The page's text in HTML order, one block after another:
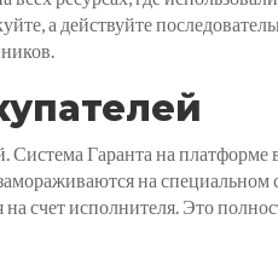
а действуйте
Система Гаранта на
на специальном
счет исполнителя. Это